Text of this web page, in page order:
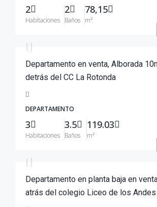
2
Habitaciones
2
Baños
78,15
m²
Departamento en venta, Alborada
detrás del CC La Rotonda
DEPARTAMENTO
3
Habitaciones
3.5
Baños
119.03
m²
Departamento en planta baja en
atrás del colegio Liceo de los Andes